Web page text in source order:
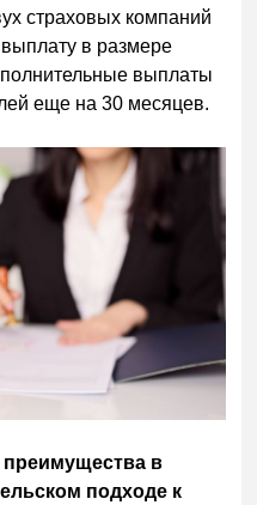
страховых компаний
в размере
выплаты
еще на 30 месяцев.
в
подходе к